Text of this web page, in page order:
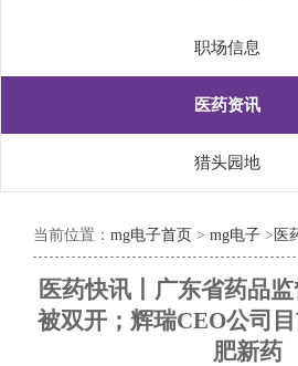
职场信息
医药资讯
猎头园地
当前位置： mg电子首页 > mg电子 > 医
医药快讯丨广东省药品
被双开；辉瑞CEO公司
肥新药